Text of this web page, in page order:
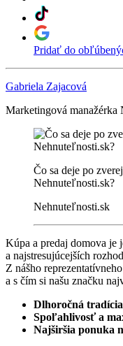
Pridať do
Gabriela Zajacová
Marketingová manažérka
Čo sa deje po
Nehnuteľnosti.sk?
Nehnuteľnosti.sk
Kúpa a predaj domova je
a najstresujúcejších
Z nášho
a s čím si našu značku
Dlhoročná
Spoľahlivosť a
Najširšia ponuka